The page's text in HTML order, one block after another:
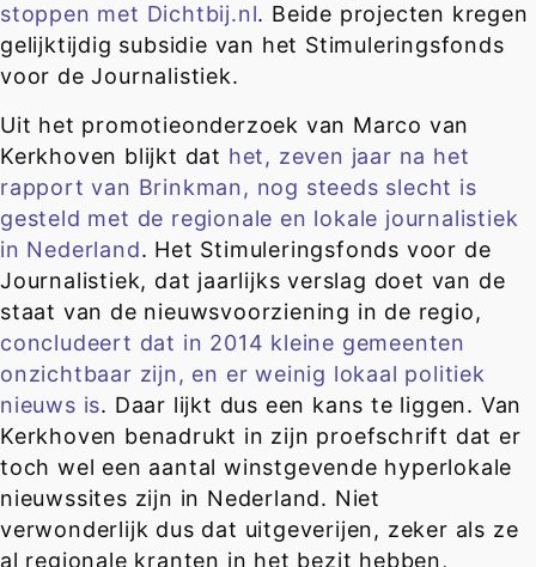
stoppen met Dichtbij.nl. Beide projecten kregen
gelijktijdig subsidie van het Stimuleringsfonds
voor de Journalistiek.
Uit het promotieonderzoek van Marco van
Kerkhoven blijkt dat het, zeven jaar na het
rapport van Brinkman, nog steeds slecht is
gesteld met de regionale en lokale journalistiek
in Nederland. Het Stimuleringsfonds voor de
Journalistiek, dat jaarlijks verslag doet van de
staat van de nieuwsvoorziening in de regio,
concludeert dat in 2014 kleine gemeenten
onzichtbaar zijn, en er weinig lokaal politiek
nieuws is. Daar lijkt dus een kans te liggen. Van
Kerkhoven benadrukt in zijn proefschrift dat er
toch wel een aantal winstgevende hyperlokale
nieuwssites zijn in Nederland. Niet
verwonderlijk dus dat uitgeverijen, zeker als ze
al regionale kranten in het bezit hebben,